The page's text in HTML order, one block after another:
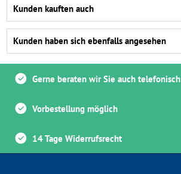
Kunden kauften auch
Kunden haben sich ebenfalls angesehen
Gerne beraten wir Sie auch telefonisch
Vorbestellung möglich
14 Tage Widerrufsrecht